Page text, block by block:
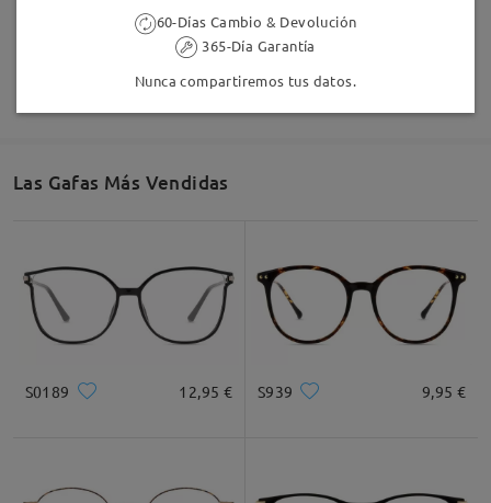
7,00 € Plaid014
Las Gafas Más Vendidas
S0189 12,95 € S939 9,95 €
60-Días Cambio & Devolución
365-Día Garantía
Nunca compartiremos tus datos.